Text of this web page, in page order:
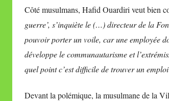
Côté musulmans, Hafid Ouardiri veut bien
guerre’, s’inquiète le (…) directeur de la
pouvoir porter un voile, car une employée
développe le communautarisme et
quel point c’est difficile de trouver un
Devant la polémique, la musulmane de la